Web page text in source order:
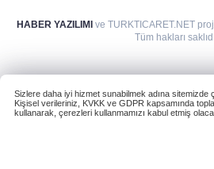
HABER YAZILIMIve TURKTICARET.NET
Tüm hakları
Sizlere daha iyi hizmet sunabilmek adına sitemizde
Kişisel verileriniz, KVKK ve GDPR kapsamında
kullanarak, çerezleri kullanmamızı kabul etmiş